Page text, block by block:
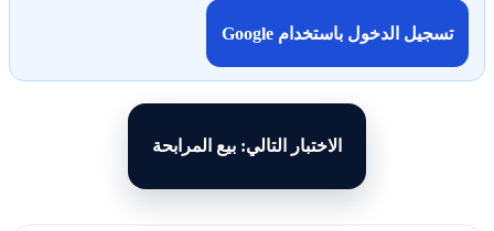
تسجيل الدخول باستخدام Google
الاختبار التالي: بيع المرابحة